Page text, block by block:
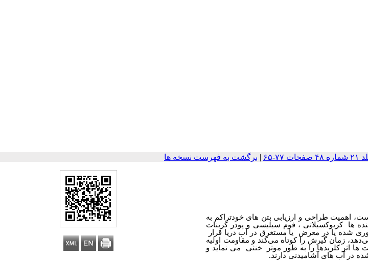
صفحات ۷۷-۶۵ | برگشت به فهرست نسخه ها
اهمیت طراحی و ارزیابی بتن های خودتراکم به
ها کربوکسیلاتی ، فوم سیلیسی و پودر کربنات
شده یا در معرض یا مستغرق در آب دریا قرار
زمان گیرش را کوتاه می‌کند و مقاومت اولیه
ها اثر کلریدها را به طور موثر خنثی می نماید و
در آب های آشامیدنی دارند.